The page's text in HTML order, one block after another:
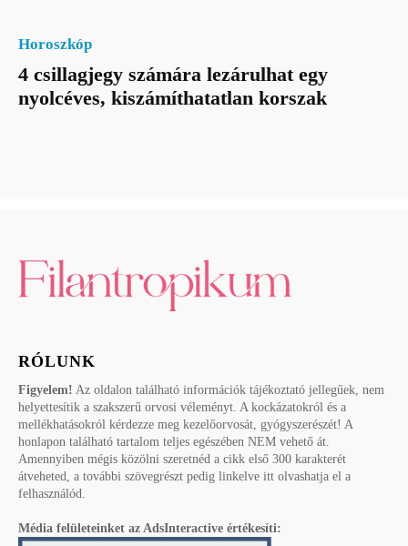
Horoszkóp
4 csillagjegy számára lezárulhat egy
nyolcéves, kiszámíthatatlan korszak
RÓLUNK
Figyelem! Az oldalon található információk tájékoztató jellegűek, nem
helyettesítik a szakszerű orvosi véleményt. A kockázatokról és a
mellékhatásokról kérdezze meg kezelőorvosát, gyógyszerészét! A
honlapon található tartalom teljes egészében NEM vehető át.
Amennyiben mégis közölni szeretnéd a cikk első 300 karakterét
átveheted, a további szövegrészt pedig linkelve itt olvashatja el a
felhasználód.
Média felületeinket az AdsInteractive értékesíti: